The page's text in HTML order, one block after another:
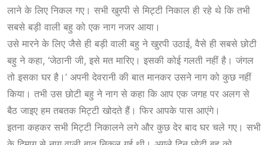
लाने के लिए निकल गए। सभी खुरपी से मिट्टी निकाल ही रहे थे कि तभी
सबसे बड़ी वाली बहु को एक नाग नजर आया।
उसे मारने के लिए जैसे ही बड़ी वाली बहु ने खुरपी उठाई, वैसे ही सबसे छोटी
बहु ने कहा, ‘जेठानी जी, इसे मत मारिए। इसकी कोई गलती नहीं है। जंगल
तो इसका घर है।’ अपनी देवरानी की बात मानकर उसने नाग को कुछ नहीं
किया। तभी उस छोटी बहु ने नाग से कहा कि आप एक जगह पर अलग से
बैठ जाइए हम तबतक मिट्टी खोदते हैं। फिर आपके पास आएंगे।
इतना कहकर सभी मिट्टी निकालने लगे और कुछ देर बाद घर चले गए। सभी